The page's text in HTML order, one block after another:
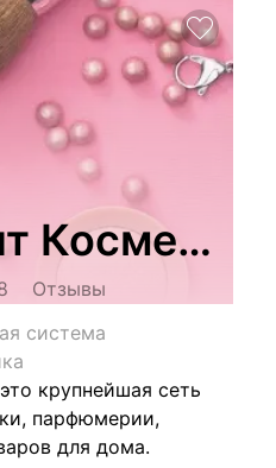
Косметик
Отзывы
система
крупнейшая сеть
парфюмерии,
для дома.